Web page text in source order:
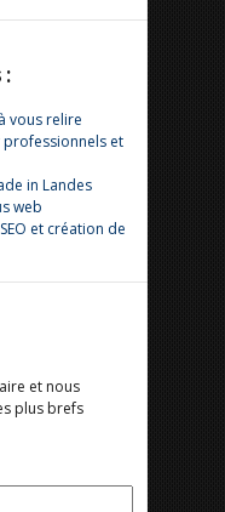
:
vous relire
et
in Landes
web
et création de
et nous
plus brefs